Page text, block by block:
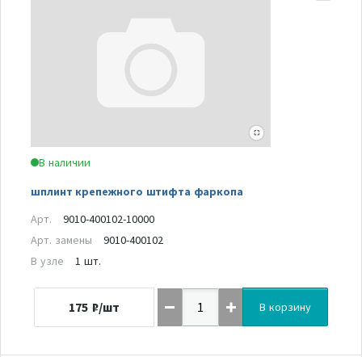
В наличии
шплинт крепежного штифта фаркопа
Арт.
9010-400102-10000
Арт. замены
9010-400102
В узле
1 шт.
175 ₽/шт В корзину